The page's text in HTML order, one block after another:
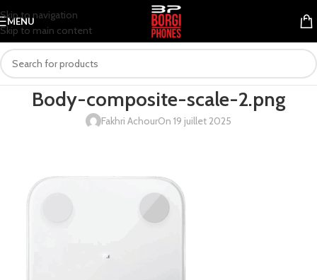
Skip to navigation
Skip to main content
MENU
Body-composite-scale-2.png
Fakhri AchourOn 19 juillet 2025